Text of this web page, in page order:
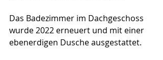
Das Badezimmer im Dachgeschoss
wurde 2022 erneuert und mit einer
ebenerdigen Dusche ausgestattet.